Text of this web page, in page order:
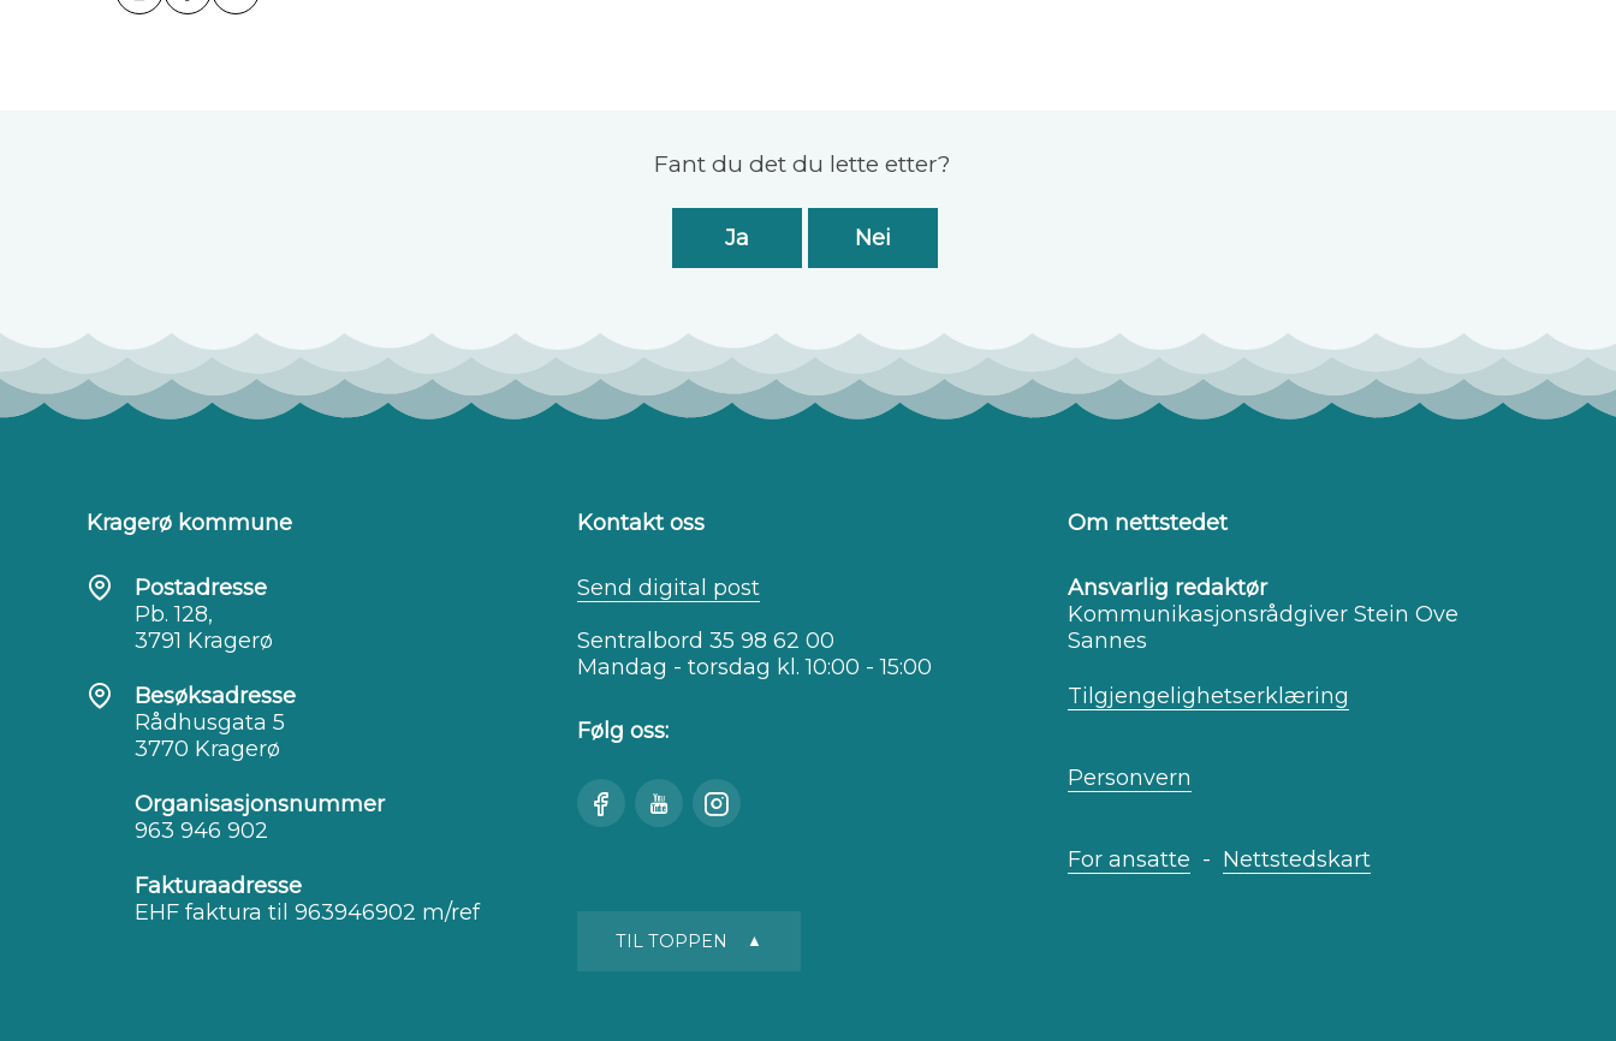
Fant du det du lette etter?
Ja Nei
Kragerø kommune
Postadresse
Pb. 128,
3791 Kragerø
Besøksadresse
Rådhusgata 5
3770 Kragerø
Organisasjonsnummer
963 946 902
Fakturaadresse
EHF faktura til 963946902 m/ref
Kontakt oss
Send digital post
Sentralbord 35 98 62 00
Mandag - torsdag kl. 10:00 - 15:00
Følg oss:
BesøkSe
Besøk
Om nettstedet
Ansvarlig redaktør
Kommunikasjonsrådgiver Stein Ove
Sannes
Tilgjengelighetserklæring
Personvern
For ansatte - Nettstedskart
TIL TOPPEN